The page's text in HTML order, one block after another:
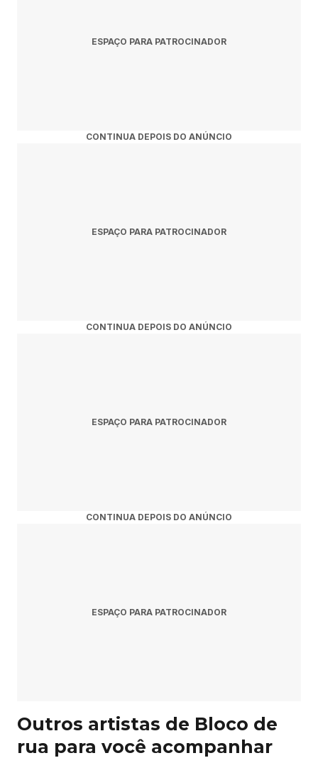
ESPAÇO PARA PATROCINADOR
CONTINUA DEPOIS DO ANÚNCIO
ESPAÇO PARA PATROCINADOR
CONTINUA DEPOIS DO ANÚNCIO
ESPAÇO PARA PATROCINADOR
CONTINUA DEPOIS DO ANÚNCIO
ESPAÇO PARA PATROCINADOR
Outros artistas de Bloco de
rua para você acompanhar